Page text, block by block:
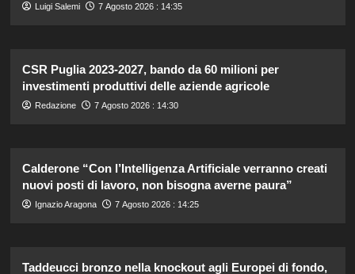
Luigi Salemi 7 Agosto 2026 : 14:35
CSR Puglia 2023-2027, bando da 60 milioni per
investimenti produttivi delle aziende agricole
Redazione 7 Agosto 2026 : 14:30
Calderone “Con l’Intelligenza Artificiale verranno creati
nuovi posti di lavoro, non bisogna averne paura”
Ignazio Aragona 7 Agosto 2026 : 14:25
Taddeucci bronzo nella knockout agli Europei di fondo,